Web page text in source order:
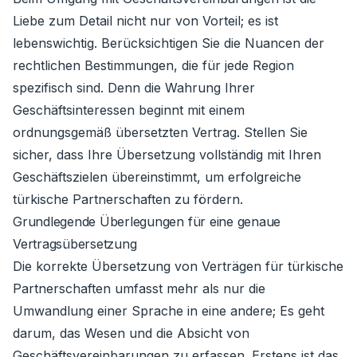
Liebe zum Detail nicht nur von Vorteil; es ist
lebenswichtig. Berücksichtigen Sie die Nuancen der
rechtlichen Bestimmungen, die für jede Region
spezifisch sind. Denn die Wahrung Ihrer
Geschäftsinteressen beginnt mit einem
ordnungsgemäß übersetzten Vertrag. Stellen Sie
sicher, dass Ihre Übersetzung vollständig mit Ihren
Geschäftszielen übereinstimmt, um erfolgreiche
türkische Partnerschaften zu fördern.
Grundlegende Überlegungen für eine genaue
Vertragsübersetzung
Die korrekte Übersetzung von Verträgen für türkische
Partnerschaften umfasst mehr als nur die
Umwandlung einer Sprache in eine andere; Es geht
darum, das Wesen und die Absicht von